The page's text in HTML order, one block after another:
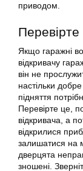
приводом.
Якщо гаражні
відкривачу
він не
настільки
підняття
Перевірте це,
відкривача, а
відкрилися
залишатися на
дверцята
зношені.